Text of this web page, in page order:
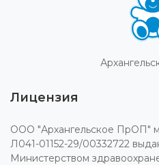
Лицензия
ООО "Архангельское ПрОП"
Л041-01152-29/00332722
Министерством